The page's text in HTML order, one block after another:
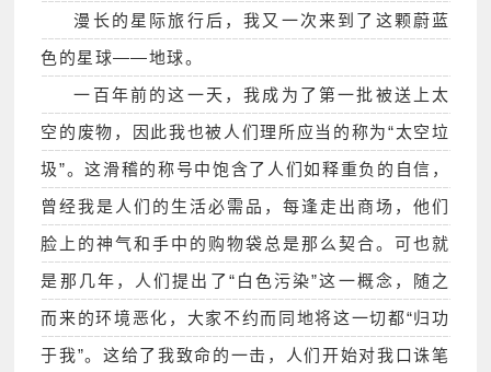
漫长的星际旅行后，我又一次来到了这颗蔚蓝
色的星球——地球。
一百年前的这一天，我成为了第一批被送上太
空的废物，因此我也被人们理所应当的称为“太空垃
圾”。这滑稽的称号中饱含了人们如释重负的自信，
曾经我是人们的生活必需品，每逢走出商场，他们
脸上的神气和手中的购物袋总是那么契合。可也就
是那几年，人们提出了“白色污染”这一概念，随之
而来的环境恶化，大家不约而同地将这一切都“归功
于我”。这给了我致命的一击，人们开始对我口诛笔